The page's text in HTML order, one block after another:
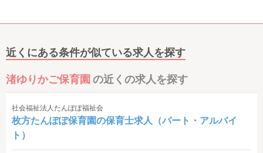
近くにある条件が似ている求人を探す
渚ゆりかご保育園 の近くの求人を探す
社会福祉法人たんぽぽ福祉会
枚方たんぽぽ保育園の保育士求人（パート・アルバイ
ト）